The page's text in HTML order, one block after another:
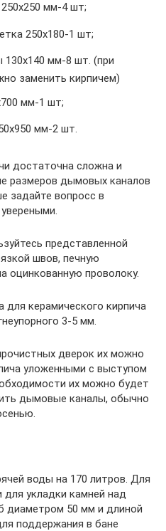
мм-4 шт;
250х180-1 шт;
мм-8 шт. (при
заменить кирпичем)
мм-1 шт;
мм-2 шт.
достаточна сложна и
размеров дымовых каналов
задайте вопросс в
представленной
швов, печную
оцинкованную проволоку.
керамического кирпича
3-5 мм.
дверок их можно
уложенными с выступом
их можно будет
дымовые каналы, обычно
воды на 170 литров. Для
для укладки камней над
диаметром 50 мм и длиной
поддержания в бане